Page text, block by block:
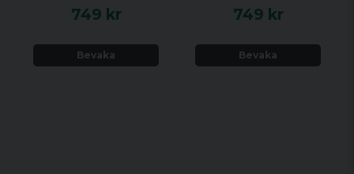
749 kr
Bevaka
749 kr
Bevaka